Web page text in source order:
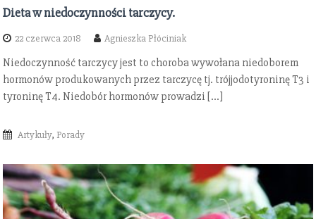
Dieta w niedoczynności tarczycy.
22 czerwca 2018 Agnieszka Płóciniak
Niedoczynność tarczycy jest to choroba wywołana niedoborem
hormonów produkowanych przez tarczycę tj. trójjodotyroninę T3 i
tyroninę T4. Niedobór hormonów prowadzi […]
Artykuły, Porady